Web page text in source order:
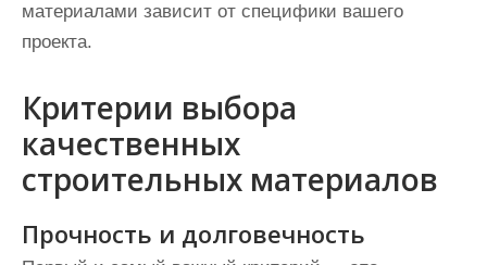
материалами зависит от специфики вашего
проекта.
Критерии выбора
качественных
строительных материалов
Прочность и долговечность